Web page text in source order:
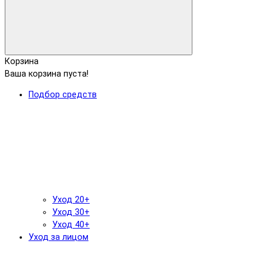
Корзина
Ваша корзина пуста!
Подбор средств
Уход 20+
Уход 30+
Уход 40+
Уход за лицом